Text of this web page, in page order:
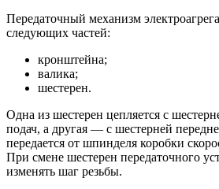
Передаточный механизм
следующих частей:
кронштейна;
валика;
шестерен.
Одна из шестерен цепляется с
подач, а другая — с шестерней
передается от шпинделя коробки
При смене шестерен передаточного
изменять шаг резьбы.